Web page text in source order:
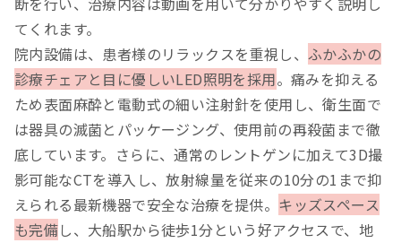
てくれます。
院内設備は、患者様のリラックスを重視し、 ふかふかの
診療チェアと目に優しいLED照明を採用。痛みを抑える
ため表面麻酔と電動式の細い注射針を使用し、衛生面で
は器具の滅菌とパッケージング、使用前の再殺菌まで徹
底しています。さらに、通常のレントゲンに加えて3D撮
影可能なCTを導入し、放射線量を従来の10分の1まで抑
えられる最新機器で安全な治療を提供。 キッズスペース
も完備し、大船駅から徒歩1分という好アクセスで、地